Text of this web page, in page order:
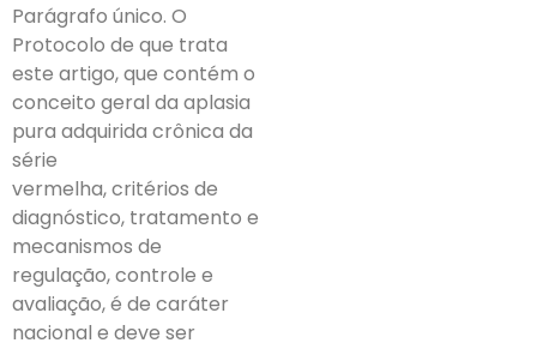
Parágrafo único. O
Protocolo de que trata
este artigo, que contém o
conceito geral da aplasia
pura adquirida crônica da
série
vermelha, critérios de
diagnóstico, tratamento e
mecanismos de
regulação, controle e
avaliação, é de caráter
nacional e deve ser